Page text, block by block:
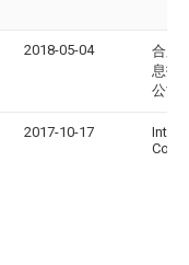
2018-05-04
合肥
息技
公司
2017-10-17
Intel